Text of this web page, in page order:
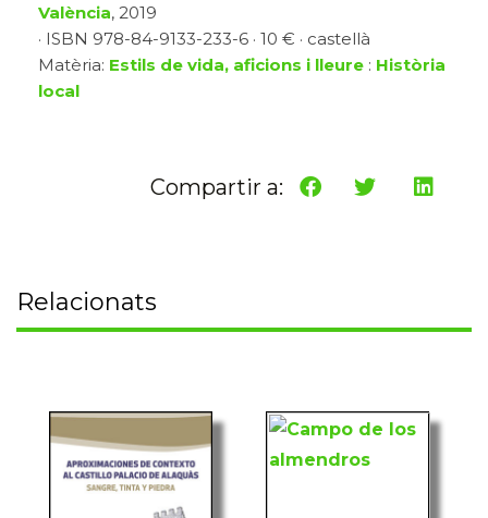
València, 2019
· ISBN 978-84-9133-233-6 · 10 € · castellà
Matèria: Estils de vida, aficions i lleure : Història
local
Compartir a:
Relacionats